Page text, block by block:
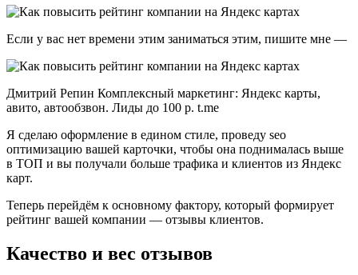
Если у вас нет времени этим заниматься этим, пишите мне —
Дмитрий Репин Комплексный маркетинг: Яндекс карты,
авито, автообзвон. Лиды до 100 р. t.me
Я сделаю оформление в едином стиле, проведу seo
оптимизацию вашей карточки, чтобы она поднималась выше
в ТОП и вы получали больше трафика и клиентов из Яндекс
карт.
Теперь перейдём к основному фактору, который формирует
рейтинг вашей компании — отзывы клиентов.
Качество и вес отзывов